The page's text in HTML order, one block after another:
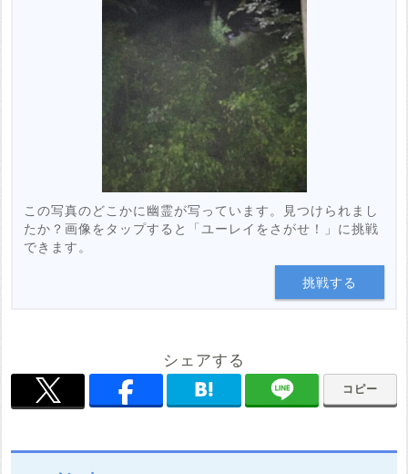
この写真のどこかに幽霊が写っています。見つけられまし
たか？画像をタップすると「ユーレイをさがせ！」に挑戦
できます。
挑戦する
シェアする
コピー